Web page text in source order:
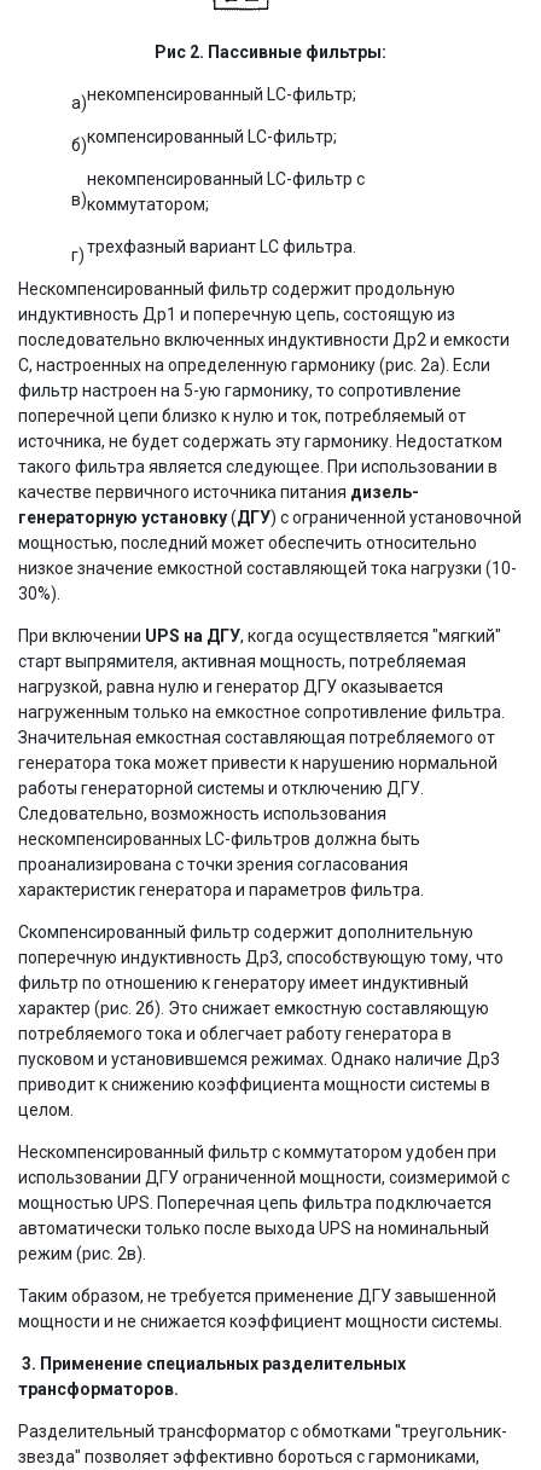
Рис 2. Пассивные фильтры:
a)некомпенсированный LC-фильтр;
б)компенсированный LC-фильтр;
в)
некомпенсированный LC-фильтр с
коммутатором;
г)трехфазный вариант LC фильтра.
Нескомпенсированный фильтр содержит продольную
индуктивность Др1 и поперечную цепь, состоящую из
последовательно включенных индуктивности Др2 и емкости
С, настроенных на определенную гармонику (рис. 2а). Если
фильтр настроен на 5-ую гармонику, то сопротивление
поперечной цепи близко к нулю и ток, потребляемый от
источника, не будет содержать эту гармонику. Недостатком
такого фильтра является следующее. При использовании в
качестве первичного источника питания дизель-
генераторную установку(ДГУ) с ограниченной установочной
мощностью, последний может обеспечить относительно
низкое значение емкостной составляющей тока нагрузки (10-
30%).
При включении UPS на ДГУ, когда осуществляется "мягкий"
старт выпрямителя, активная мощность, потребляемая
нагрузкой, равна нулю и генератор ДГУ оказывается
нагруженным только на емкостное сопротивление фильтра.
Значительная емкостная составляющая потребляемого от
генератора тока может привести к нарушению нормальной
работы генераторной системы и отключению ДГУ.
Следовательно, возможность использования
нескомпенсированных LC-фильтров должна быть
проанализирована с точки зрения согласования
характеристик генератора и параметров фильтра.
Скомпенсированный фильтр содержит дополнительную
поперечную индуктивность Др3, способствующую тому, что
фильтр по отношению к генератору имеет индуктивный
характер (рис. 2б). Это снижает емкостную составляющую
потребляемого тока и облегчает работу генератора в
пусковом и установившемся режимах. Однако наличие Др3
приводит к снижению коэффициента мощности системы в
целом.
Нескомпенсированный фильтр с коммутатором удобен при
использовании ДГУ ограниченной мощности, соизмеримой с
мощностью UPS. Поперечная цепь фильтра подключается
автоматически только после выхода UPS на номинальный
режим (рис. 2в).
Таким образом, не требуется применение ДГУ завышенной
мощности и не снижается коэффициент мощности системы.
3. Применение специальных разделительных
трансформаторов.
Разделительный трансформатор с обмотками "треугольник-
звезда" позволяет эффективно бороться с гармониками,